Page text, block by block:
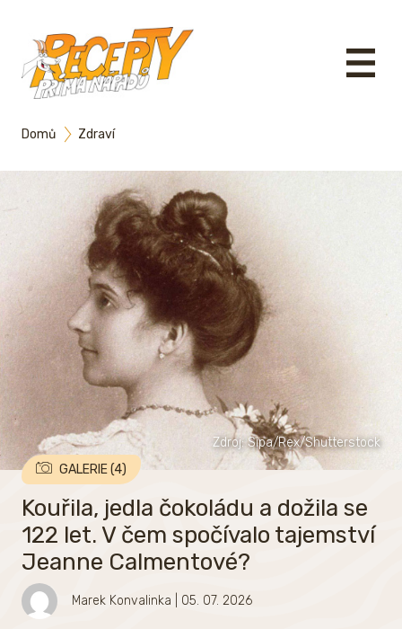
Domů Zdraví
GALERIE (4)
Zdroj: Sipa/Rex/Shutterstock
Kouřila, jedla čokoládu a dožila se
122 let. V čem spočívalo tajemství
Jeanne Calmentové?
Marek Konvalinka | 05. 07. 2026